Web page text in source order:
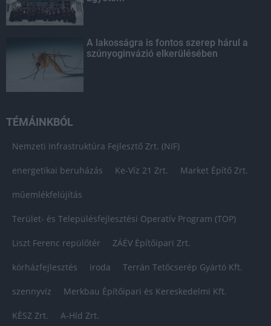
A lakosságra is fontos szerep hárul a
szúnyoginvázió elkerülésében
TÉMÁINKBÓL
Nemzeti Infrastruktúra Fejlesztő Zrt. (NIF)
energetikai beruházás Ke-Víz 21 Zrt. Market Építő Zrt.
műemlékfelújítás
Terület- és Településfejlesztési Operatív Program (TOP)
Liszt Ferenc repülőtér ZÁÉV Építőipari Zrt.
kórházfejlesztés iroda Terrán Tetőcserép Gyártó Kft.
szennyvíz Merkbau Építőipari és Kereskedelmi Kft.
KÉSZ Zrt. A-Híd Zrt.